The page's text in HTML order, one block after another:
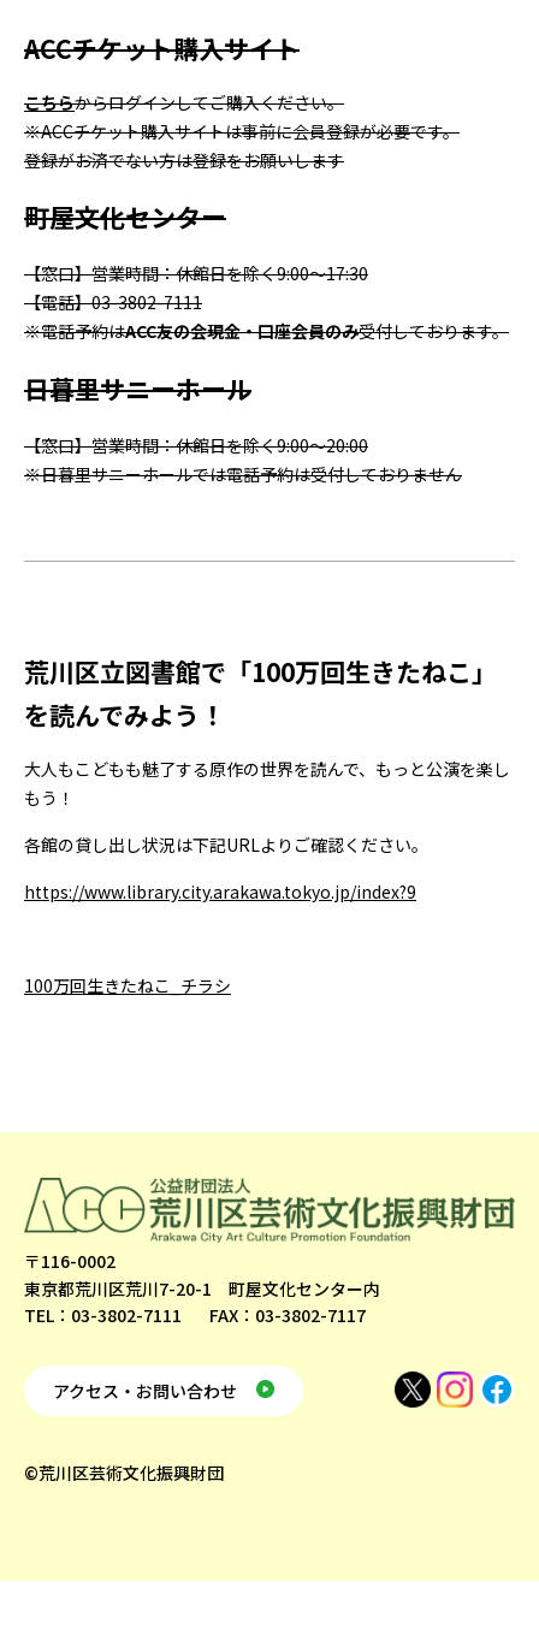
ACCチケット購入サイト
こちらからログインしてご購入ください。
※ACCチケット購入サイトは事前に会員登録が必要です。
登録がお済でない方は登録をお願いします
町屋文化センター
【窓口】営業時間：休館日を除く9:00～17:30
【電話】03-3802-7111
※電話予約はACC友の会現金・口座会員のみ受付しております。
日暮里サニーホール
【窓口】営業時間：休館日を除く9:00～20:00
※日暮里サニーホールでは電話予約は受付しておりません
荒川区立図書館で「100万回生きたねこ」
を読んでみよう！
大人もこどもも魅了する原作の世界を読んで、もっと公演を楽し
もう！
各館の貸し出し状況は下記URLよりご確認ください。
https://www.library.city.arakawa.tokyo.jp/index?9
100万回生きたねこ_チラシ
〒116-0002
東京都荒川区荒川7-20-1 町屋文化センター内
TEL：03-3802-7111
FAX：03-3802-7117
アクセス・お問い合わせ
©荒川区芸術文化振興財団